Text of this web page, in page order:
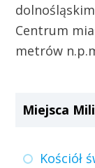
Centrum
metrów
Miejsca
Kościół